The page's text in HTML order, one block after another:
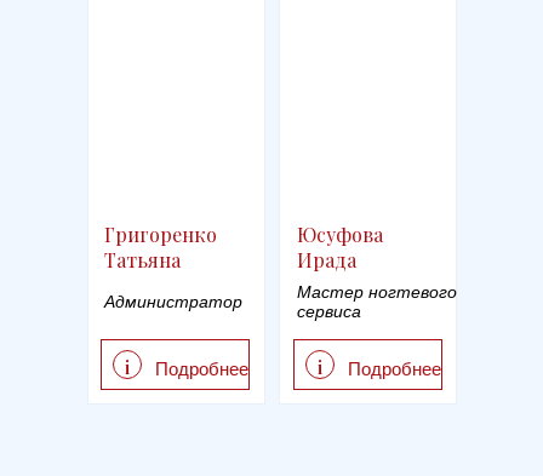
Подробнее
i
Григоренко
Татьяна
Администратор
Подробнее
i
Юсуфова
Ирада
Мастер ногтевого
сервиса